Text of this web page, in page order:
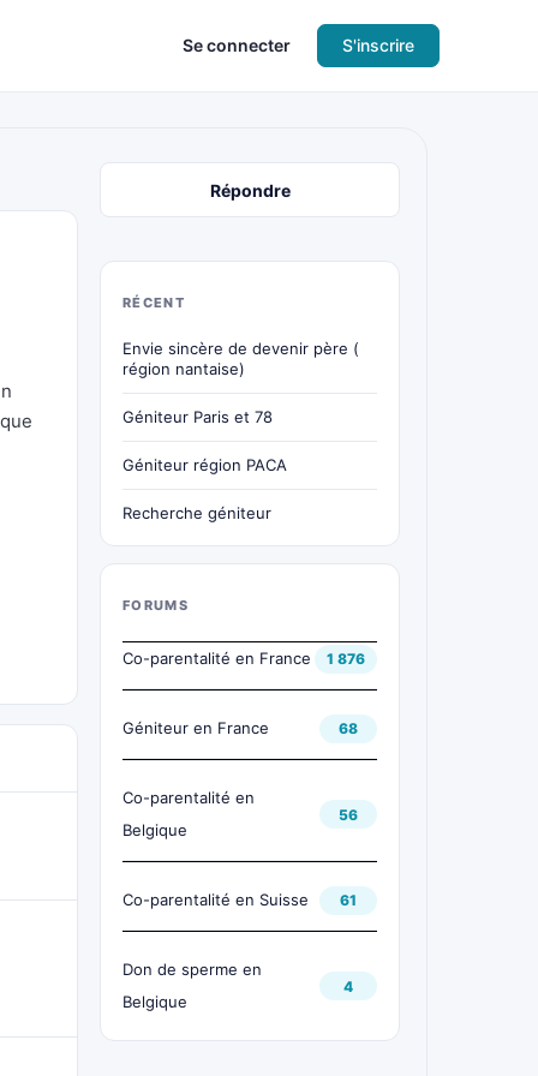
Se connecter S'inscrire
Répondre
RÉCENT
Envie sincère de devenir père (
région nantaise)
Géniteur Paris et 78
Géniteur région PACA
Recherche géniteur
FORUMS
Co-parentalité en France 1 876
Géniteur en France 68
Co-parentalité en
Belgique
56
Co-parentalité en Suisse 61
Don de sperme en
Belgique
4